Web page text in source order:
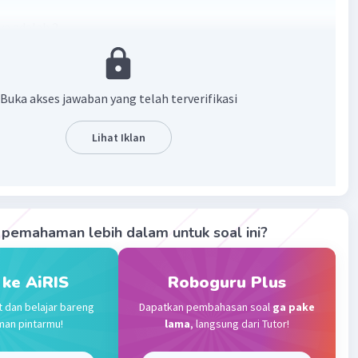
· 5.0(1) Balas
Iklan
Balas
M Community Level 58
2023 12:15
mana
Buka akses jawaban yang telah terverifikasi
Lihat Iklan
lebih dalam untuk soal ini?
AiRIS
dan belajar bareng
pintarmu!
Roboguru Plus
Dapatkan pembahasan soal ga pake
lama, langsung dari Tutor!